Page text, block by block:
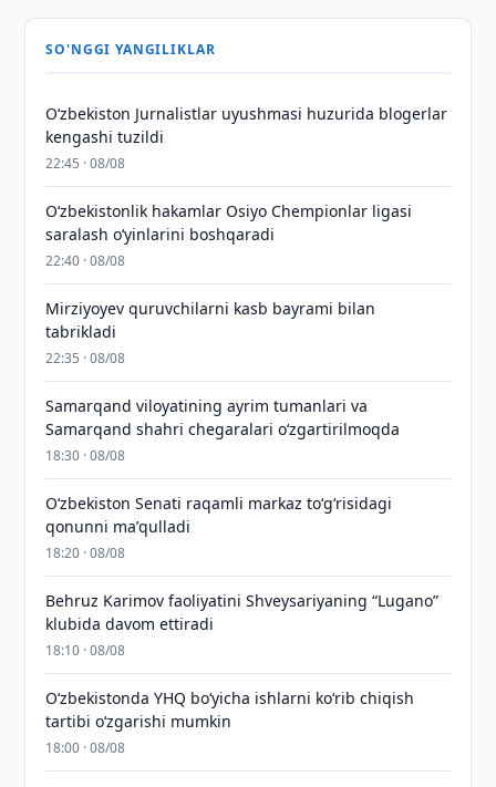
SO'NGGI YANGILIKLAR
O‘zbekiston Jurnalistlar uyushmasi huzurida blogerlar
kengashi tuzildi
22:45 · 08/08
O‘zbekistonlik hakamlar Osiyo Chempionlar ligasi
saralash o‘yinlarini boshqaradi
22:40 · 08/08
Mirziyoyev quruvchilarni kasb bayrami bilan
tabrikladi
22:35 · 08/08
Samarqand viloyatining ayrim tumanlari va
Samarqand shahri chegaralari oʻzgartirilmoqda
18:30 · 08/08
Oʻzbekiston Senati raqamli markaz toʻgʻrisidagi
qonunni maʼqulladi
18:20 · 08/08
Behruz Karimov faoliyatini Shveysariyaning “Lugano”
klubida davom ettiradi
18:10 · 08/08
O‘zbekistonda YHQ bo‘yicha ishlarni ko‘rib chiqish
tartibi o‘zgarishi mumkin
18:00 · 08/08